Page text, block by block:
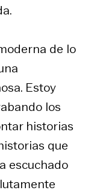
de lo
Estoy
los
historias
que
escuchado